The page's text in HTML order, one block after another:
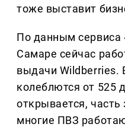
тоже выставит
По данным сервиса
Самаре сейчас
выдачи Wildberries.
колеблются от 525
открывается,
многие ПВЗ